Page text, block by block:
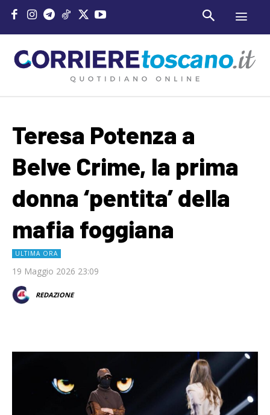
Teresa Potenza a
Belve Crime, la prima
donna ‘pentita’ della
mafia foggiana
ULTIMA ORA
19 Maggio 2026 23:09
REDAZIONE